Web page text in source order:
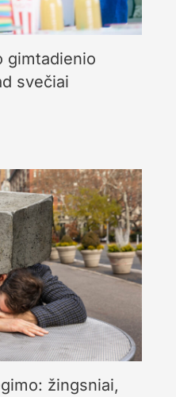
gimtadienio
svečiai
žingsniai,